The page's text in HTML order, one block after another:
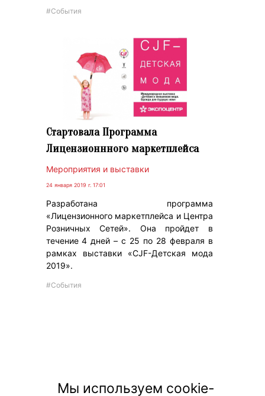
#События
Стартовала Программа
Лицензионнного маркетплейса
Мероприятия и выставки
24 января 2019 г. 17:01
Разработана программа
«Лицензионного маркетплейса и Центра
Розничных Сетей». Она пройдет в
течение 4 дней – с 25 по 28 февраля в
рамках выставки «CJF-Детская мода
2019».
#События
Мы используем cookie-